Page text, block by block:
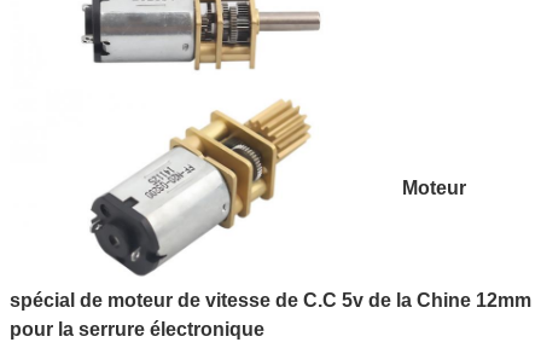
Moteur
spécial de moteur de vitesse de C.C 5v de la Chine 12mm
pour la serrure électronique